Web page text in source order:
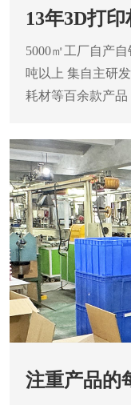
13年3D打
5000㎡工厂自产自
吨以上 集自主研
耗材等百余款产品
注重产品的